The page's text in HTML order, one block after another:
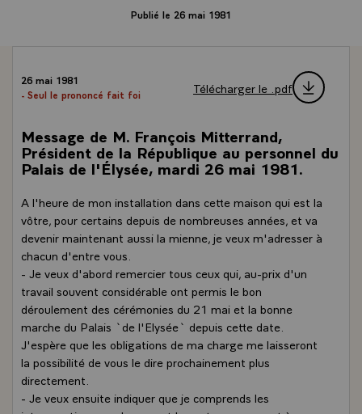
Publié le 26 mai 1981
26 mai 1981
- Seul le prononcé fait foi
Télécharger le .pdf
Message de M. François Mitterrand,
Président de la République au personnel du
Palais de l'Élysée, mardi 26 mai 1981.
A l'heure de mon installation dans cette maison qui est la
vôtre, pour certains depuis de nombreuses années, et va
devenir maintenant aussi la mienne, je veux m'adresser à
chacun d'entre vous.
- Je veux d'abord remercier tous ceux qui, au-prix d'un
travail souvent considérable ont permis le bon
déroulement des cérémonies du 21 mai et la bonne
marche du Palais `de l'Elysée` depuis cette date.
J'espère que les obligations de ma charge me laisseront
la possibilité de vous le dire prochainement plus
directement.
- Je veux ensuite indiquer que je comprends les